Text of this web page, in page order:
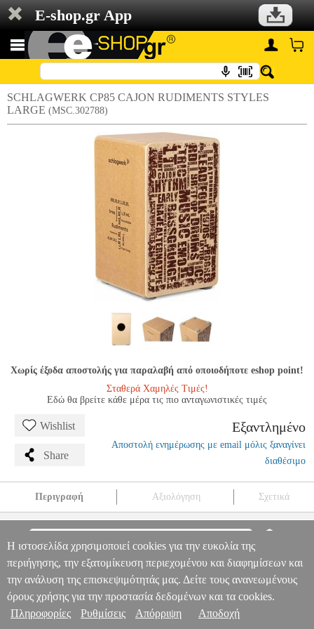
E-shop.gr App
SCHLAGWERK CP85 CAJON RUDIMENTS STYLES
LARGE (MSC.302788)
Χωρίς έξοδα αποστολής για παραλαβή από οποιοδήποτε eshop point!
Σταθερά Χαμηλές Τιμές!
Εδώ θα βρείτε κάθε μέρα τις πιο ανταγωνιστικές τιμές
Wishlist
Share
Εξαντλημένο
Αποστολή ενημέρωσης με email μόλις ξαναγίνει
διαθέσιμο
Περιγραφή Αξιολόγηση Σχετικά
ΚΡΟΥΣΤΑ SCHLAGWERK CP85 CAJON RUDIMENTS
STYLES LARGE
0
Πληροφορίες & Υπηρεσίες >
Η ιστοσελίδα χρησιμοποιεί cookies για την ευκολία της
περιήγησης, την εξατομίκευση περιεχομένου και διαφημίσεων και
την ανάλυση της επισκεψιμότητάς μας. Δείτε τους ανανεωμένους
όρους χρήσης για την προστασία δεδομένων και τα cookies.
Πληροφορίες
Ρυθμίσεις Απόρριψη Αποδοχή